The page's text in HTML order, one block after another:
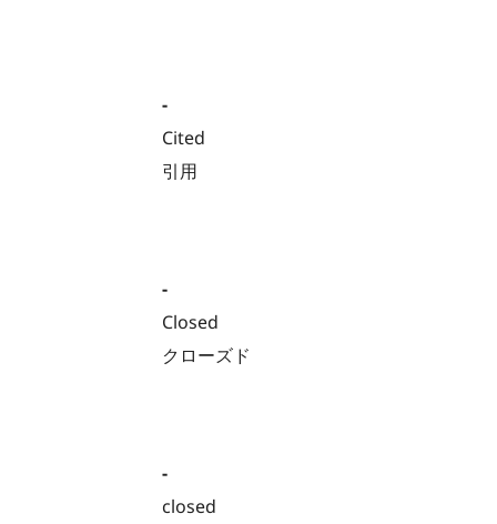
-
Cited
引用
-
Closed
クローズド
-
closed